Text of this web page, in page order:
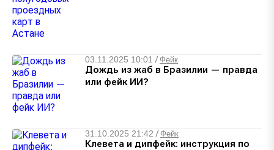
03.11.2025 10:01 /Фейк
Дождь из жаб в Бразилии — правда
или фейк ИИ?
31.10.2025 21:42 /Фейк
Клевета и дипфейк: инструкция по